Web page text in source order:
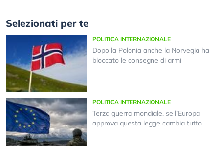
Selezionati per te
POLITICA INTERNAZIONALE
Dopo la Polonia anche la Norvegia ha
bloccato le consegne di armi
POLITICA INTERNAZIONALE
Terza guerra mondiale, se l’Europa
approva questa legge cambia tutto